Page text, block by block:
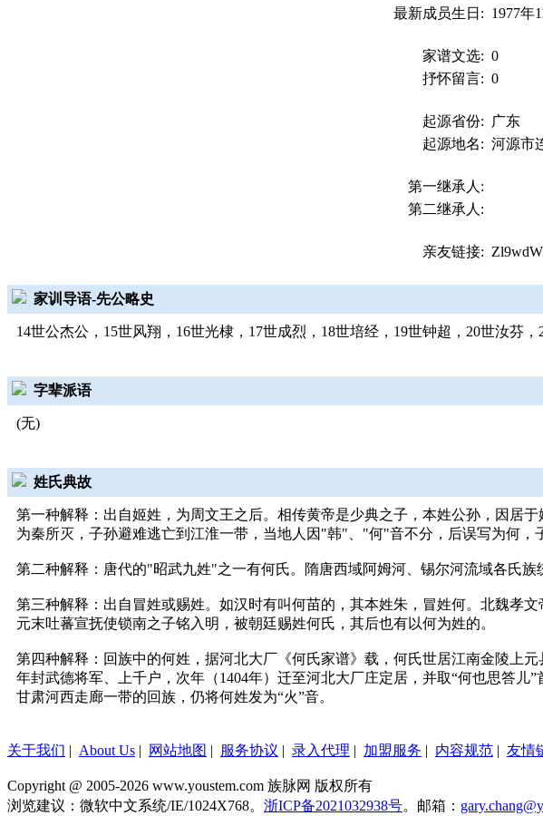
最新成员生日: 1977年
家谱文选: 0
抒怀留言: 0
起源省份:
广东
起源地名: 河源市
第一继承人:
第二继承人:
亲友链接:
家训导语-先公略史
14世公杰公，15世风翔，16世光棣，17世成烈，18世培经，19世钟超，20世汝芬
字辈派语
(无)
姓氏典故
第一种解释：出自姬姓，为周文王之后。相传黄帝是少典之子，本姓公孙，因居
为秦所灭，子孙避难逃亡到江淮一带，当地人因"韩"、"何"音不分，后误写为何，
第二种解释：唐代的"昭武九姓"之一有何氏。隋唐西域阿姆河、锡尔河流域各氏
第三种解释：出自冒姓或赐姓。如汉时有叫何苗的，其本姓朱，冒姓何。北魏孝
元末吐蕃宣抚使锁南之子铭入明，被朝廷赐姓何氏，其后也有以何为姓的。
第四种解释：回族中的何姓，据河北大厂《何氏家谱》载，何氏世居江南金陵上
年封武德将军、上千户，次年（1404年）迁至河北大厂庄定居，并取“何也思答
甘肃河西走廊一带的回族，仍将何姓发为“火”音。
关于我们 | About Us | 网站地图 | 服务协议 | 录入代理 | 加盟服务 | 内容规范 | 友情
Copyright @ 2005-2026 www.youstem.com 族脉网 版权所有
浏览建议：微软中文系统/IE/1024X768。 浙ICP备2021032938号。邮箱：